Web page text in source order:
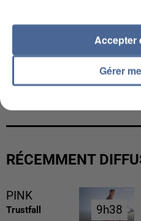
UN SECOND CADRE DE
RÉCEMMENT
PINK
Trustfall 9h38
9h38
Gérer
Accepter